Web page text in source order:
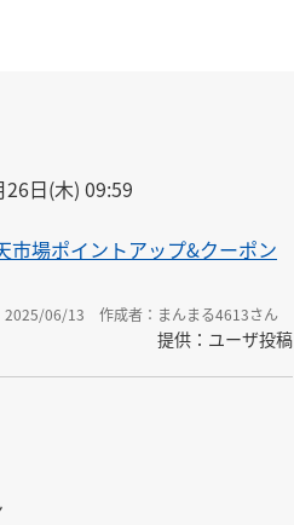
日(木) 09:59
市場ポイントアップ&クーポン
2025/06/13 作成者：まんまる4613さん
提供：ユーザ投稿